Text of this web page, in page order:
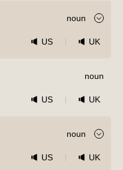
noun
US UK
noun
US UK
noun
US UK